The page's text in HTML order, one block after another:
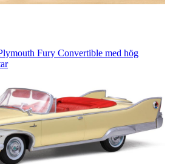
Fury Convertible med hög